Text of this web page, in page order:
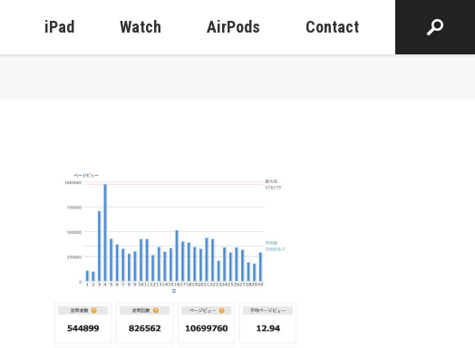
iPad Watch AirPods Contact